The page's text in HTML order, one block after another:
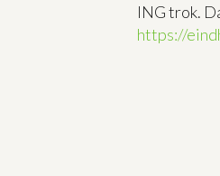
ING trok.
https://